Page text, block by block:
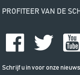
PROFITEER VAN DE
Schrijf u in voor onze